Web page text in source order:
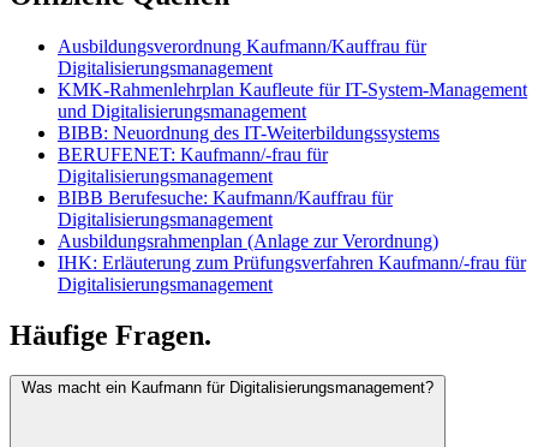
Ausbildungsverordnung Kaufmann/Kauffrau für
Digitalisierungsmanagement
KMK-Rahmenlehrplan Kaufleute für IT-System-Management
und Digitalisierungsmanagement
BIBB: Neuordnung des IT-Weiterbildungssystems
BERUFENET: Kaufmann/-frau für
Digitalisierungsmanagement
BIBB Berufesuche: Kaufmann/Kauffrau für
Digitalisierungsmanagement
Ausbildungsrahmenplan (Anlage zur Verordnung)
IHK: Erläuterung zum Prüfungsverfahren Kaufmann/-frau für
Digitalisierungsmanagement
Häufige Fragen.
Was macht ein Kaufmann für Digitalisierungsmanagement?